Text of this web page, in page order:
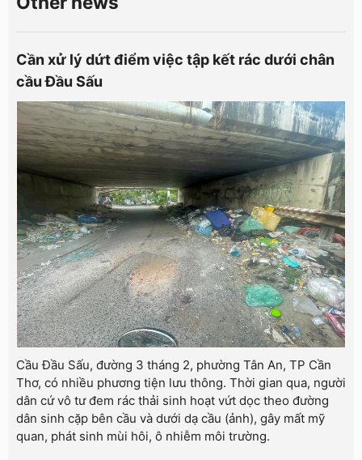
Cần xử lý dứt điểm việc tập kết rác dưới chân
cầu Đầu Sấu
Cầu Đầu Sấu, đường 3 tháng 2, phường Tân An, TP Cần
Thơ, có nhiều phương tiện lưu thông. Thời gian qua, người
dân cứ vô tư đem rác thải sinh hoạt vứt dọc theo đường
dân sinh cặp bên cầu và dưới dạ cầu (ảnh), gây mất mỹ
quan, phát sinh mùi hôi, ô nhiễm môi trường.